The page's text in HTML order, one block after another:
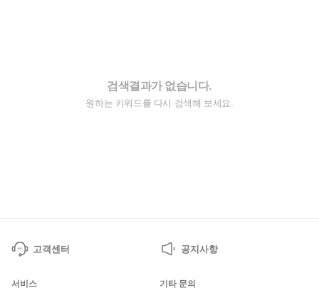
검색결과가 없습니다.
원하는 키워드를 다시 검색해 보세요.
고객센터 공지사항
서비스 기타 문의